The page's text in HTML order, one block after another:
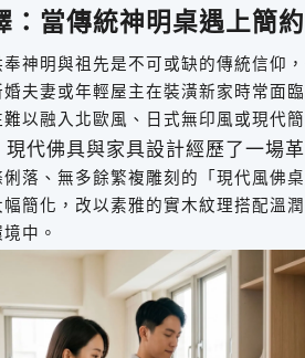
：當傳統神明桌遇上簡
神明與祖先是不可或缺的傳統信仰
夫妻或年輕屋主在裝潢新家時常面
難以融入北歐風、日式無印風或現代
代佛具與家具設計經歷了一場
落、無多餘繁複雕刻的「現代風佛
簡化，改以素雅的實木紋理搭配溫
中。